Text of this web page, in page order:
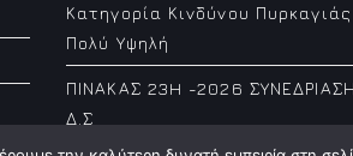
Κατηγορία Κινδύνου
Πολύ Υψηλή
ΠΙΝΑΚΑΣ 23H -2026 ΣΥΝΕΔΡΙΑΣΗ
Δ.Σ